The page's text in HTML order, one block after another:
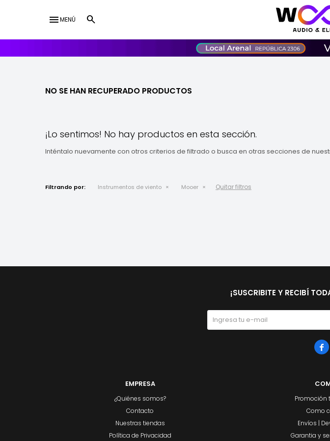
menuMENÚ
NO SE HAN RECUPERADO PRODUCTOS
¡Lo sentimos! No hay productos en esta sección.
Inténtalo nuevamente con otros criterios de filtrado o busca en otras secciones de
Filtrando por: Instrumentos de viento Mooer Quitar filtros
EMPRESA
¿Quiénes somos?
Contacto
Nuestras tiendas
Política de Privacidad
Promoción
Como
Envíos |
Garantia y
¡SUSCRIBITE Y RECIBÍ
